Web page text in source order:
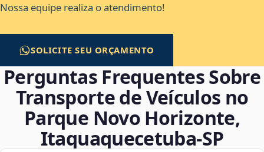
Nossa equipe realiza o atendimento!
SOLICITE SEU ORÇAMENTO
Perguntas Frequentes Sobre
Transporte de Veículos no
Parque Novo Horizonte,
Itaquaquecetuba‑SP